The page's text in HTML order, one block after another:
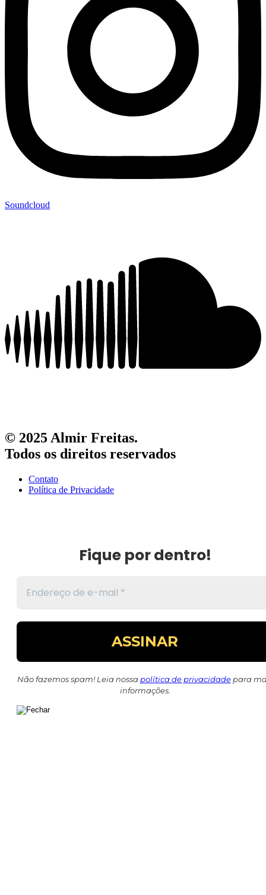
Soundcloud
© 2025 Almir Freitas.
Todos os direitos reservados
Contato
Política de Privacidade
Fique por dentro!
Não fazemos spam! Leia nossa política de privacidadepara
informações.